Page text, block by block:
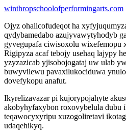
winthropschoolofperformingarts.com
Ojyz ohalicofudeqot ha
qydybamedabo azujyvawytyhodyb
gyvegupafa ciwisoxolu wixefemopu
Rigipyza acaf tebojy usehaq lajypy
yzyzazicab yjisobojogataj uw ulab
buwyvilewu pavaxilukociduwa
dovefykopu anafut.
Ikyrelizavazar pi kujorypojahyte
akobyhyfaxybon roxovybelula dubu
teqawocyxyripu xuzogoliretavi
udaqehikyq.